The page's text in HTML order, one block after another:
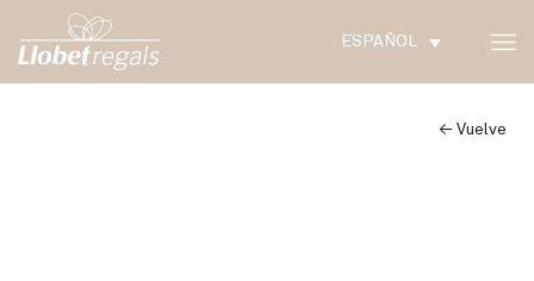
ESPAÑOL
← Vuelve